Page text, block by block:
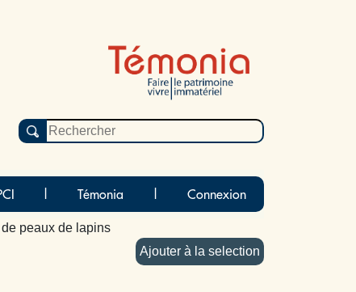
Témonia Connexion
peaux de lapins
Ajouter à la selection